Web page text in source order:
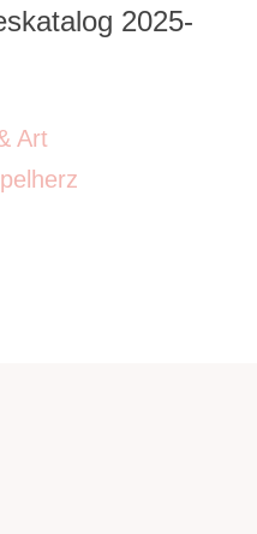
2025-
Art